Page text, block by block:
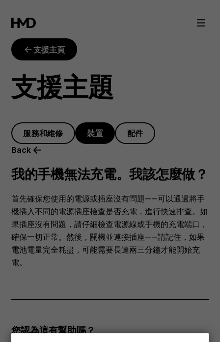
我
的
手
機
無
法
充
電。
我
該
麼
支援主頁
支援主題
服務和維修 裝置
配件
Back
我的手機無法充電。我該怎麼做？
首先確保您使用的電源或插座沒有問題——可以通過將手
機插入不同的電源插座檢查是否充電，進行快速排查。如
果插座沒有問題，請仔細檢查電源線或手機的充電端口，
確保一切正常。然後，關機並連接插座——請記住，如果
電池電量完全耗盡，可能需要長達兩三分鐘才能開始充
電。
您認為這有幫助嗎？